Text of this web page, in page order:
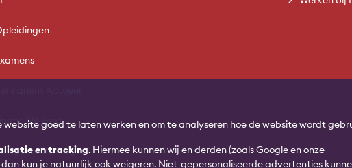
goed te laten werken en om te analyseren hoe de website wordt
en tracking. Hiermee kunnen wij en derden (zoals Google en onze
kun je natuurlijk ook weigeren. Niet-gepersonaliseerde advertenties
Zorg
vragen